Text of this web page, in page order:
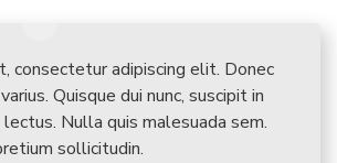
consectetur adipiscing elit. Donec
Quisque dui nunc, suscipit in
Nulla quis malesuada sem.
sollicitudin.